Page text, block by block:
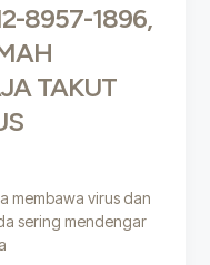
8957-1896,
TAKUT
membawa virus dan
sering mendengar